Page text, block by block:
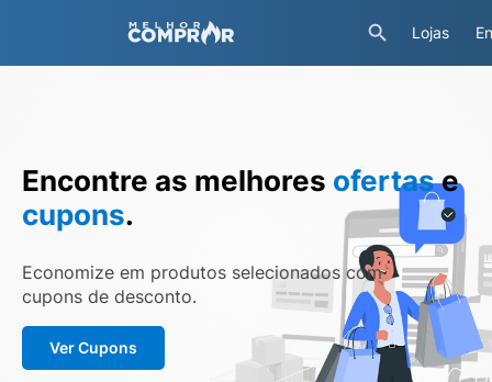
Lojas
Encontre as melhores ofertase
cupons.
Economize em produtos selecionados com
cupons de desconto.
Ver Cupons